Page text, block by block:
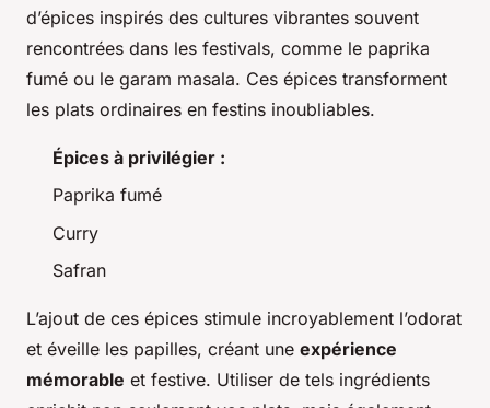
d’épices inspirés des cultures vibrantes souvent
rencontrées dans les festivals, comme le paprika
fumé ou le garam masala. Ces épices transforment
les plats ordinaires en festins inoubliables.
Épices à privilégier :
Paprika fumé
Curry
Safran
L’ajout de ces épices stimule incroyablement l’odorat
et éveille les papilles, créant une expérience
mémorable et festive. Utiliser de tels ingrédients